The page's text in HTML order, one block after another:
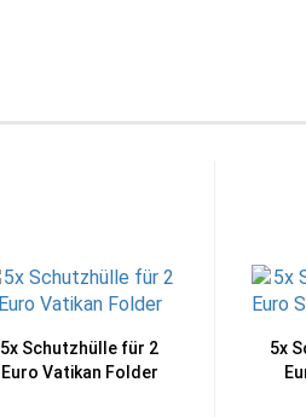
5x Schutzhülle für 2
Euro Vatikan Folder
5x